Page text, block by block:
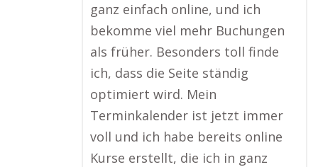
ganz einfach online, und ich
bekomme viel mehr Buchungen
als früher. Besonders toll finde
ich, dass die Seite ständig
optimiert wird. Mein
Terminkalender ist jetzt immer
voll und ich habe bereits online
Kurse erstellt, die ich in ganz